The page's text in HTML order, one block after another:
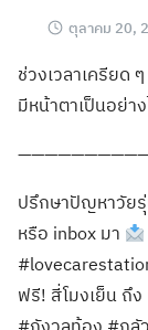
ตุลาคม 20,
ช่วงเวลาเครียด
มีหน้าตาเป็นอย่าง
ปรึกษาปัญหาวัย
หรือ inbox มา
ฟรี! สี่โมงเย็น ถึ
#กังวลท้อง #กลั